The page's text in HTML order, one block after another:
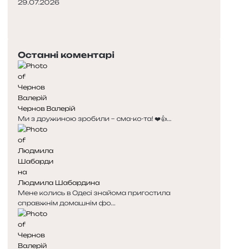
29.07.2026
Останні коментарі
Чернов Валерій
Ми з дружиною зробили – сма-ко-та! ❤️👍...
Людмила Шабардина
Мене колись в Одесі знайома пригостила
справжнім домашнім фо...